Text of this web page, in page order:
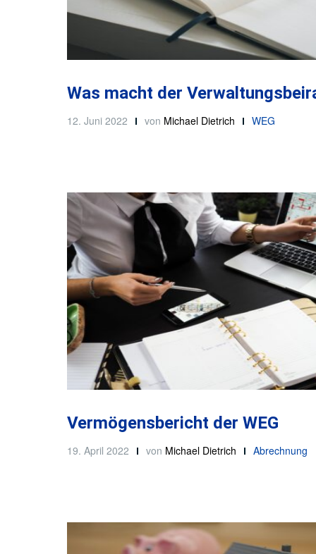
Was macht der
12. Juni 2022 von Michael Dietrich WEG
Vermögensbericht der WEG
19. April 2022 von Michael Dietrich Abrechnung